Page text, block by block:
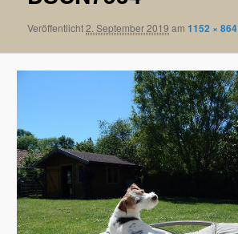
Veröffentlicht2. September 2019 am1152 × 864